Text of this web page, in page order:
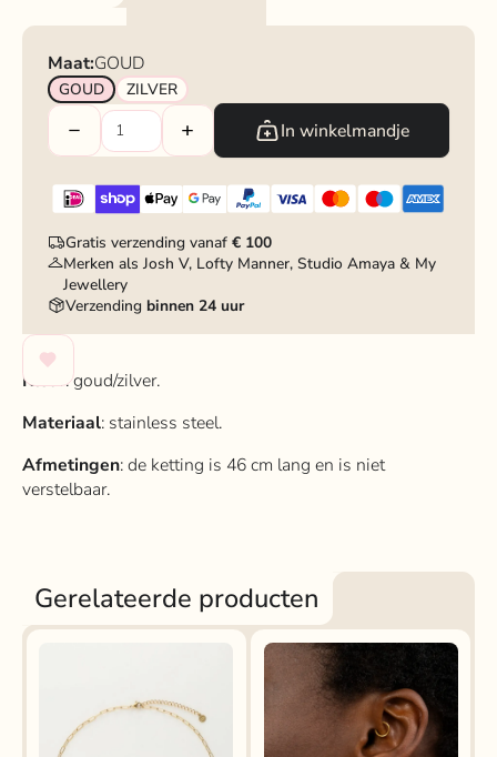
Maat:GOUD
GOUD ZILVER
In winkelmandje
Gratis verzending vanaf€ 100
Merken als Josh V, Lofty Manner, Studio Amaya & My
Jewellery
Verzendingbinnen 24 uur
Kleur: goud/zilver.
Materiaal: stainless steel.
Afmetingen: de ketting is 46 cm lang en is niet
verstelbaar.
Gerelateerde producten